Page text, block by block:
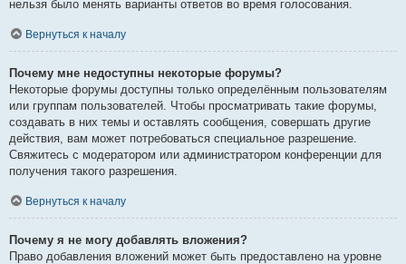
нельзя было менять варианты ответов во время голосования.
Вернуться к началу
Почему мне недоступны некоторые форумы?
Некоторые форумы доступны только определённым пользователям
или группам пользователей. Чтобы просматривать такие форумы,
создавать в них темы и оставлять сообщения, совершать другие
действия, вам может потребоваться специальное разрешение.
Свяжитесь с модератором или администратором конференции для
получения такого разрешения.
Вернуться к началу
Почему я не могу добавлять вложения?
Право добавления вложений может быть предоставлено на уровне